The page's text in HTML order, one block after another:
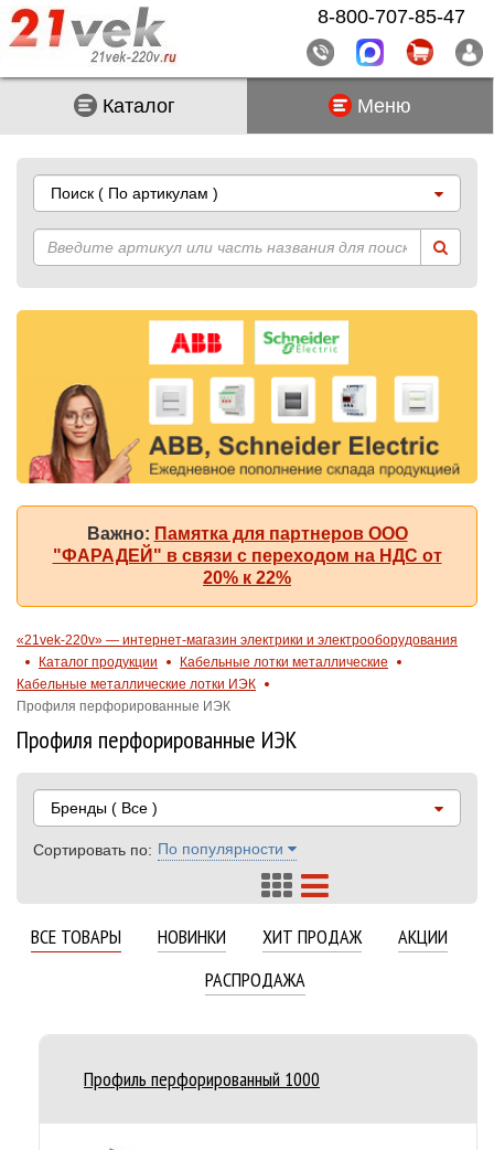
Каталог Меню
Поиск ( По артикулам )
Важно: Памятка для партнеров ООО
"ФАРАДЕЙ" в связи с переходом на НДС от
20% к 22%
«21vek-220v» — интернет-магазин электрики и электрооборудования
Каталог продукции
Кабельные лотки металлические
Кабельные металлические лотки ИЭК
Профиля перфорированные ИЭК
Профиля перфорированные ИЭК
Бренды ( Все )
Сортировать по: По популярности
ВСЕ ТОВАРЫ НОВИНКИ ХИТ ПРОДАЖ
АКЦИИ
РАСПРОДАЖА
Профиль перфорированный 1000
8-800-707-85-47